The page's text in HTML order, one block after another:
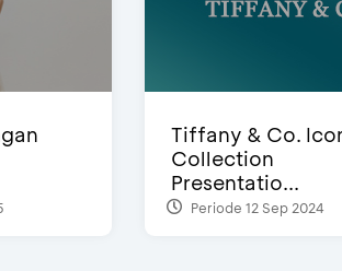
Tiffany & Co.
Collection
Presentatio...
Periode 12 Sep 2024